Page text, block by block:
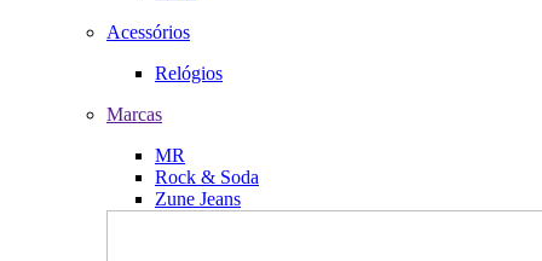
Acessórios
Relógios
Marcas
MR
Rock & Soda
Zune Jeans